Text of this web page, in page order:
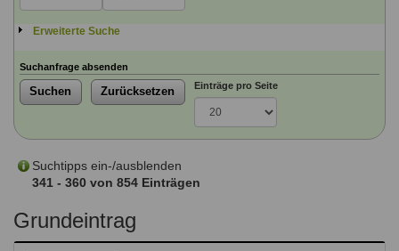
Qualitätssicherung
Familienthemen
Systemischer Ansatz
Fortbildungen
Ausbildungsinstitute
Fortbildungen
Information über Qualifikation
Liste der Fachverbände
Benutzername*
Passwort *
vergessen?
Formular zur Registrierung
Erweiterte Suche
Suchanfrage absenden
Suchen Zurücksetzen Einträge pro Seite
Suchtipps ein-/ausblenden
341 - 360 von 854 Einträgen
Grundeintrag